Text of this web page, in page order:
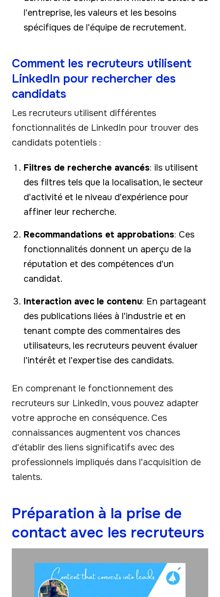
l'entreprise, les valeurs et les besoins
spécifiques de l'équipe de recrutement.
Comment les recruteurs utilisent
LinkedIn pour rechercher des
candidats
Les recruteurs utilisent différentes
fonctionnalités de LinkedIn pour trouver des
candidats potentiels :
Filtres de recherche avancés: ils utilisent
des filtres tels que la localisation, le secteur
d'activité et le niveau d'expérience pour
affiner leur recherche.
Recommandations et approbations: Ces
fonctionnalités donnent un aperçu de la
réputation et des compétences d'un
candidat.
Interaction avec le contenu: En partageant
des publications liées à l'industrie et en
tenant compte des commentaires des
utilisateurs, les recruteurs peuvent évaluer
l'intérêt et l'expertise des candidats.
En comprenant le fonctionnement des
recruteurs sur LinkedIn, vous pouvez adapter
votre approche en conséquence. Ces
connaissances augmentent vos chances
d'établir des liens significatifs avec des
professionnels impliqués dans l'acquisition de
talents.
Préparation à la prise de
contact avec les recruteurs